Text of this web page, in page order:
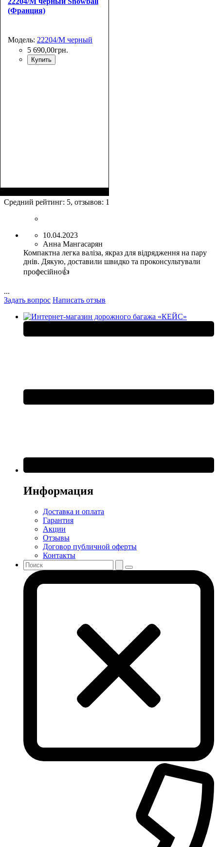
(Франция)
Модель: 22204/M черный
5 690,00грн.
Купить
69х43х27+4
Средний рейтинг: 5, отзывов: 1
10.04.2023
Анна Мангасарян
Компактна легка валіза, якраз для відрядження на пару
днів. Дякую, доставили швидко та проконсультували
професійно👍
...
Задать вопрос Написать отзыв
Информация
Доставка и оплата
Гарантия
Акции
Отзывы
Договор публичной оферты
Контакты